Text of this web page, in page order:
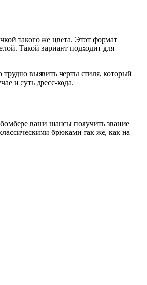
такого же цвета. Этот формат
Такой вариант подходит для
выявить черты стиля, который
и суть дресс-кода.
ваши шансы получить звание
брюками так же, как на